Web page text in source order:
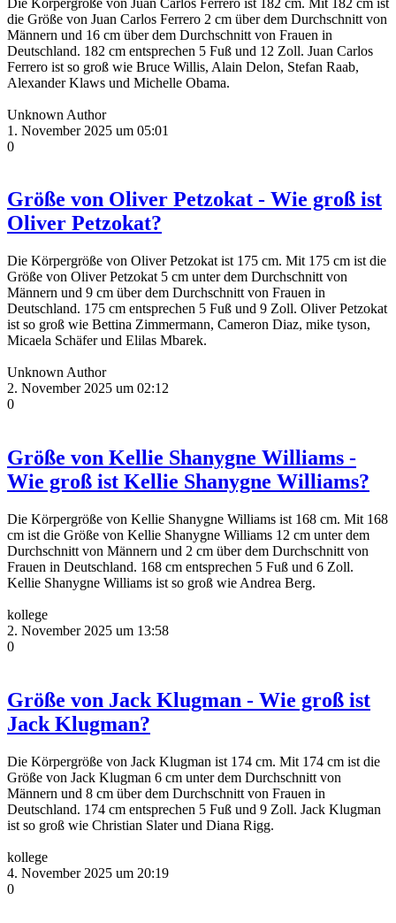
die Größe von Juan Carlos Ferrero 2 cm über dem Durchschnitt von
Männern und 16 cm über dem Durchschnitt von Frauen in
Deutschland. 182 cm entsprechen 5 Fuß und 12 Zoll. Juan Carlos
Ferrero ist so groß wie Bruce Willis, Alain Delon, Stefan Raab,
Alexander Klaws und Michelle Obama.
Unknown Author
1. November 2025 um 05:01
0
Größe von Oliver Petzokat - Wie groß ist
Oliver Petzokat?
Die Körpergröße von Oliver Petzokat ist 175 cm. Mit 175 cm ist die
Größe von Oliver Petzokat 5 cm unter dem Durchschnitt von
Männern und 9 cm über dem Durchschnitt von Frauen in
Deutschland. 175 cm entsprechen 5 Fuß und 9 Zoll. Oliver Petzokat
ist so groß wie Bettina Zimmermann, Cameron Diaz, mike tyson,
Micaela Schäfer und Elilas Mbarek.
Unknown Author
2. November 2025 um 02:12
0
Größe von Kellie Shanygne Williams -
Wie groß ist Kellie Shanygne Williams?
Die Körpergröße von Kellie Shanygne Williams ist 168 cm. Mit 168
cm ist die Größe von Kellie Shanygne Williams 12 cm unter dem
Durchschnitt von Männern und 2 cm über dem Durchschnitt von
Frauen in Deutschland. 168 cm entsprechen 5 Fuß und 6 Zoll.
Kellie Shanygne Williams ist so groß wie Andrea Berg.
kollege
2. November 2025 um 13:58
0
Größe von Jack Klugman - Wie groß ist
Jack Klugman?
Die Körpergröße von Jack Klugman ist 174 cm. Mit 174 cm ist die
Größe von Jack Klugman 6 cm unter dem Durchschnitt von
Männern und 8 cm über dem Durchschnitt von Frauen in
Deutschland. 174 cm entsprechen 5 Fuß und 9 Zoll. Jack Klugman
ist so groß wie Christian Slater und Diana Rigg.
kollege
4. November 2025 um 20:19
0